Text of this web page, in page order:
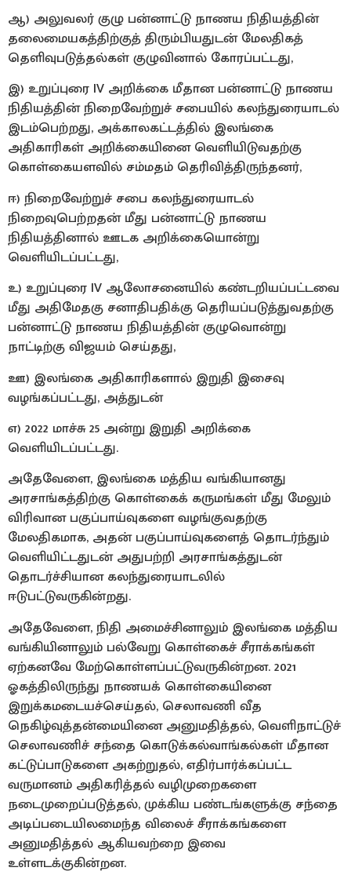
ஆ) அலுவலர் குழு பன்னாட்டு நாணய நிதியத்தின்
தலைமையகத்திற்குத் திரும்பியதுடன் மேலதிகத்
தெளிவுபடுத்தல்கள் குழுவினால் கோரப்பட்டது,
இ) உறுப்புரை IV அறிக்கை மீதான பன்னாட்டு நாணய
நிதியத்தின் நிறைவேற்றுச் சபையில் கலந்துரையாடல்
இடம்பெற்றது, அக்காலகட்டத்தில் இலங்கை
அதிகாரிகள் அறிக்கையினை வெளியிடுவதற்கு
கொள்கையளவில் சம்மதம் தெரிவித்திருந்தனர்,
ஈ) நிறைவேற்றுச் சபை கலந்துரையாடல்
நிறைவுபெற்றதன் மீது பன்னாட்டு நாணய
நிதியத்தினால் ஊடக அறிக்கையொன்று
வெளியிடப்பட்டது,
உ) உறுப்புரை IV ஆலோசனையில் கண்டறியப்பட்டவை
மீது அதிமேதகு சனாதிபதிக்கு தெரியப்படுத்துவதற்கு
பன்னாட்டு நாணய நிதியத்தின் குழுவொன்று
நாட்டிற்கு விஜயம் செய்தது,
ஊ) இலங்கை அதிகாரிகளால் இறுதி இசைவு
வழங்கப்பட்டது, அத்துடன்
எ) 2022 மாச்சு 25 அன்று இறுதி அறிக்கை
வெளியிடப்பட்டது.
அதேவேளை, இலங்கை மத்திய வங்கியானது
அரசாங்கத்திற்கு கொள்கைக் கருமங்கள் மீது மேலும்
விரிவான பகுப்பாய்வுகளை வழங்குவதற்கு
மேலதிகமாக, அதன் பகுப்பாய்வுகளைத் தொடர்ந்தும்
வெளியிட்டதுடன் அதுபற்றி அரசாங்கத்துடன்
தொடர்ச்சியான கலந்துரையாடலில்
ஈடுபட்டுவருகின்றது.
அதேவேளை, நிதி அமைச்சினாலும் இலங்கை மத்திய
வங்கியினாலும் பல்வேறு கொள்கைச் சீராக்கங்கள்
ஏற்கனவே மேற்கொள்ளப்பட்டுவருகின்றன. 2021
ஓகத்திலிருந்து நாணயக் கொள்கையினை
இறுக்கமடையச்செய்தல், செலாவணி வீத
நெகிழ்வுத்தன்மையினை அனுமதித்தல், வெளிநாட்டுச்
செலாவணிச் சந்தை கொடுக்கல்வாங்கல்கள் மீதான
கட்டுப்பாடுகளை அகற்றுதல், எதிர்பார்க்கப்பட்ட
வருமானம் அதிகரித்தல் வழிமுறைகளை
நடைமுறைப்படுத்தல், முக்கிய பண்டங்களுக்கு சந்தை
அடிப்படையிலமைந்த விலைச் சீராக்கங்களை
அனுமதித்தல் ஆகியவற்றை இவை
உள்ளடக்குகின்றன.